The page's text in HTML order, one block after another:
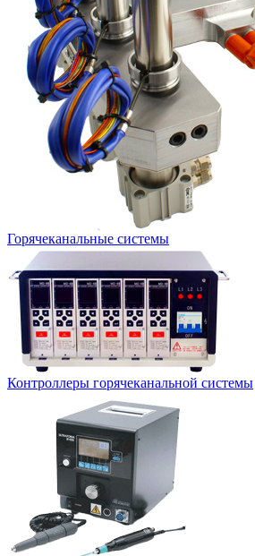
Горячеканальные системы
Контроллеры горячеканальной системы